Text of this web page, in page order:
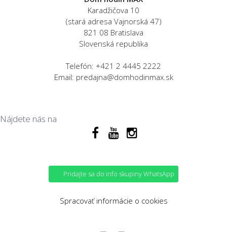
Karadžičova 10
(stará adresa Vajnorská 47)
821 08 Bratislava
Slovenská republika
Telefón: +421 2 4445 2222
Email: predajna@domhodinmax.sk
Nájdete nás na
Pridajte sa do info skupiny WhatsApp
Spracovať informácie o cookies